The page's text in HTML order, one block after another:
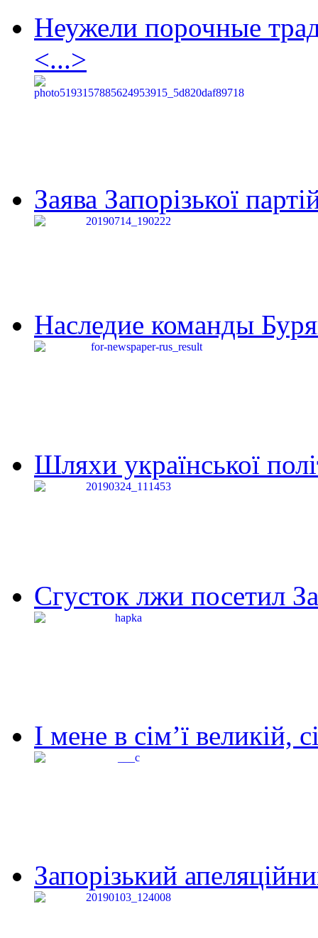
Неужели порочные
<...>
Заява Запорізької
Наследие команды
Шляхи української
Сгусток лжи посетил
І мене в сім’ї великій,
Запорізький